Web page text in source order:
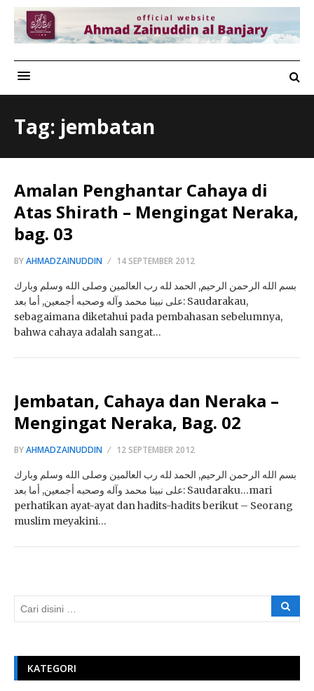
Tag: jembatan
Amalan Penghantar Cahaya di
Atas Shirath – Mengingat Neraka,
bag. 03
BYAHMADZAINUDDIN 14 SEPTEMBER 2012
بسم الله الرحمن الرحيم, الحمد لله رب العالمين وصلى الله وسلم وبارك
على نبينا محمد وآله وصحبه أجمعين, أما بعد: Saudarakau,
sebagaimana diketahui pada pembahasan sebelumnya,
bahwa cahaya adalah sangat…
Jembatan, Cahaya dan Neraka –
Mengingat Neraka, Bag. 02
BYAHMADZAINUDDIN 12 SEPTEMBER 2012
بسم الله الرحمن الرحيم, الحمد لله رب العالمين وصلى الله وسلم وبارك
على نبينا محمد وآله وصحبه أجمعين, أما بعد: Saudaraku…mari
perhatikan ayat-ayat dan hadits-hadits berikut – Seorang
muslim meyakini…
KATEGORI